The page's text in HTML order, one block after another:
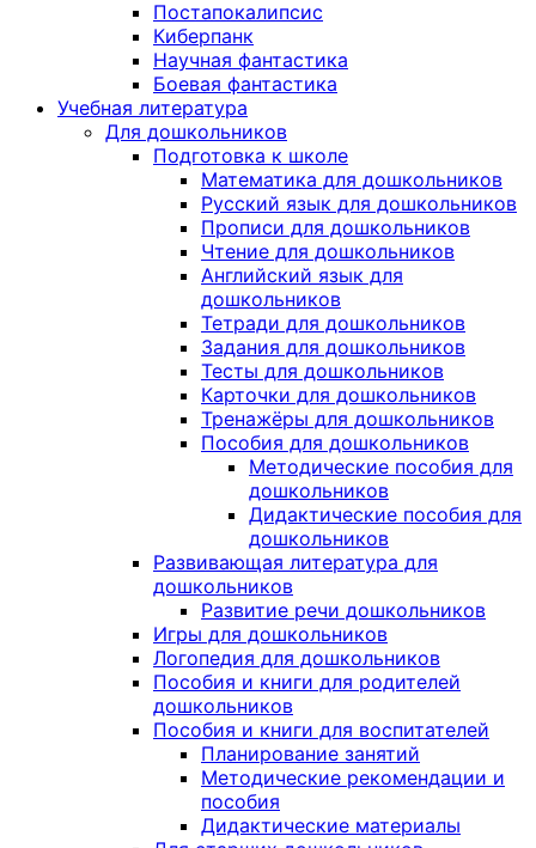
Постапокалипсис
Киберпанк
Научная фантастика
Боевая фантастика
Учебная литература
Для дошкольников
Подготовка к школе
Математика для дошкольников
Русский язык для дошкольников
Прописи для дошкольников
Чтение для дошкольников
Английский язык для
дошкольников
Тетради для дошкольников
Задания для дошкольников
Тесты для дошкольников
Карточки для дошкольников
Тренажёры для дошкольников
Пособия для дошкольников
Методические пособия для
дошкольников
Дидактические пособия для
дошкольников
Развивающая литература для
дошкольников
Развитие речи дошкольников
Игры для дошкольников
Логопедия для дошкольников
Пособия и книги для родителей
дошкольников
Пособия и книги для воспитателей
Планирование занятий
Методические рекомендации и
пособия
Дидактические материалы